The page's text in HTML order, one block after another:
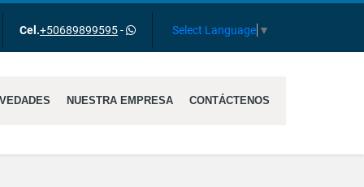
Cel.+50689899595- Select Language ▼
NUESTRA EMPRESA CONTÁCTENOS